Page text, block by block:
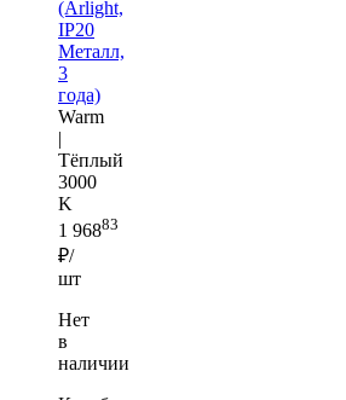
(Arlight,
IP20
Металл,
3
года)
Warm
|
Тёплый
3000
K
1 96883
₽/
шт
Нет
в
наличии